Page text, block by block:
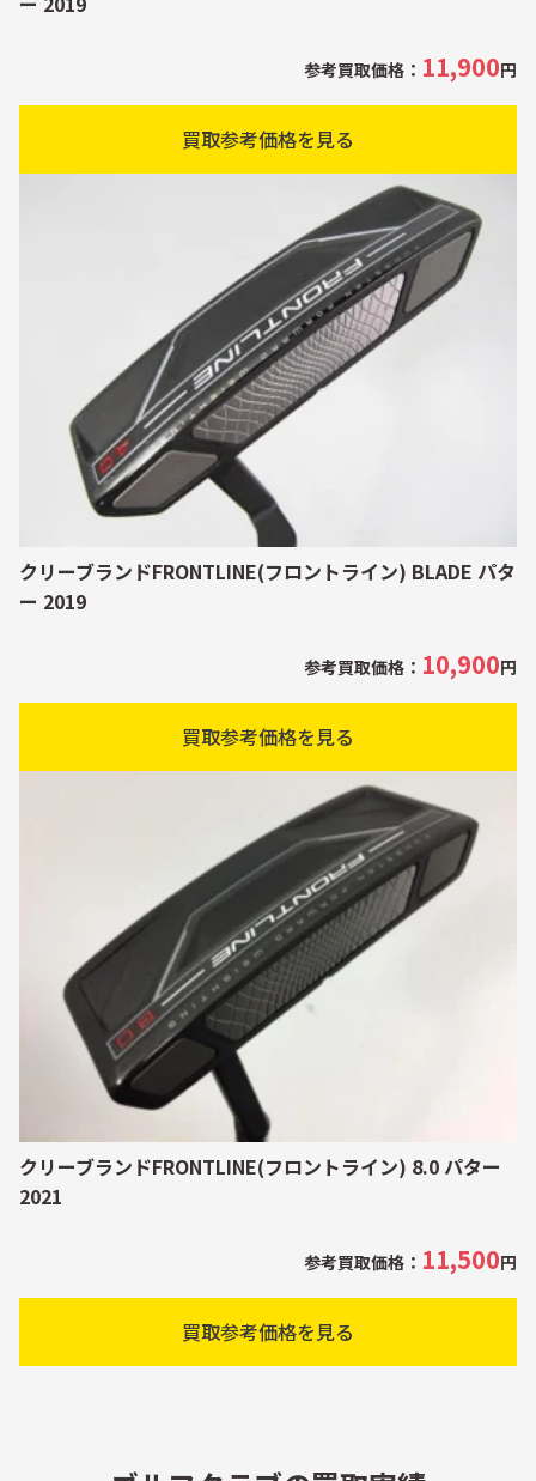
参考買取価格： 11,900円
買取参考価格を見る
クリーブランドFRONTLINE(フロントライン) BLADE パタ
ー 2019
参考買取価格： 10,900円
買取参考価格を見る
クリーブランドFRONTLINE(フロントライン) 8.0 パター
2021
参考買取価格： 11,500円
買取参考価格を見る